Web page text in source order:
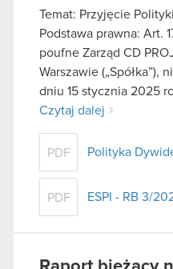
Temat: Przyjęcie
Podstawa prawna: Art.
poufne Zarząd CD
Warszawie („Spółka”),
dniu 15 stycznia 2025
Czytaj dalej
PDF Polityka
PDF ESPI - RB 3/